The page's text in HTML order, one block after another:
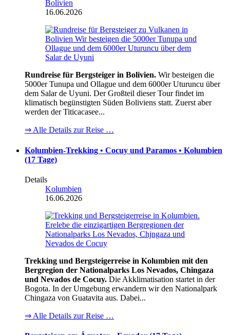
Bolivien
16.06.2026
Rundreise für Bergsteiger in Bolivien. Wir besteigen die
5000er Tunupa und Ollague und dem 6000er Uturuncu über
dem Salar de Uyuni. Der Großteil dieser Tour findet im
klimatisch begünstigten Süden Boliviens statt. Zuerst aber
werden der Titicacasee...
⇒ Alle Details zur Reise …
Kolumbien-Trekking • Cocuy und Paramos • Kolumbien
(17 Tage)
Details
Kolumbien
16.06.2026
Trekking und Bergsteigerreise in Kolumbien mit den
Bergregion der Nationalparks Los Nevados, Chingaza
und Nevados de Cocuy. Die Akklimatisation startet in der
Bogota. In der Umgebung erwandern wir den Nationalpark
Chingaza von Guatavita aus. Dabei...
⇒ Alle Details zur Reise …